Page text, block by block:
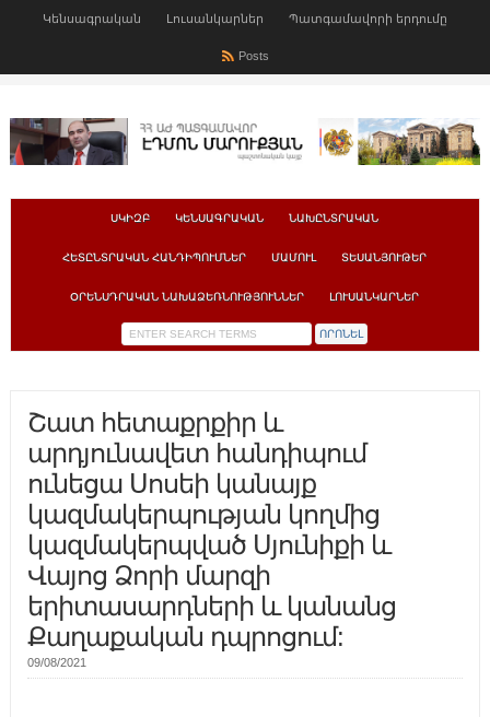
Կենսագրական Լուսանկարներ Պատգամավորի երդումը
Posts
ՍԿԻԶԲ ԿԵՆՍԱԳՐԱԿԱՆ ՆԱԽԸՆՏՐԱԿԱՆ
ՀԵՏԸՆՏՐԱԿԱՆ ՀԱՆԴԻՊՈՒՄՆԵՐ ՄԱՄՈՒԼ ՏԵՍԱՆՅՈՒԹԵՐ
ՕՐԵՆՍԴՐԱԿԱՆ ՆԱԽԱՁԵՌՆՈՒԹՅՈՒՆՆԵՐ ԼՈՒՍԱՆԿԱՐՆԵՐ
Շատ հետաքրքիր և
արդյունավետ հանդիպում
ունեցա Սոսեի կանայք
կազմակերպության կողմից
կազմակերպված Սյունիքի և
Վայոց Ձորի մարզի
երիտասարդների և կանանց
Քաղաքական դպրոցում:
09/08/2021